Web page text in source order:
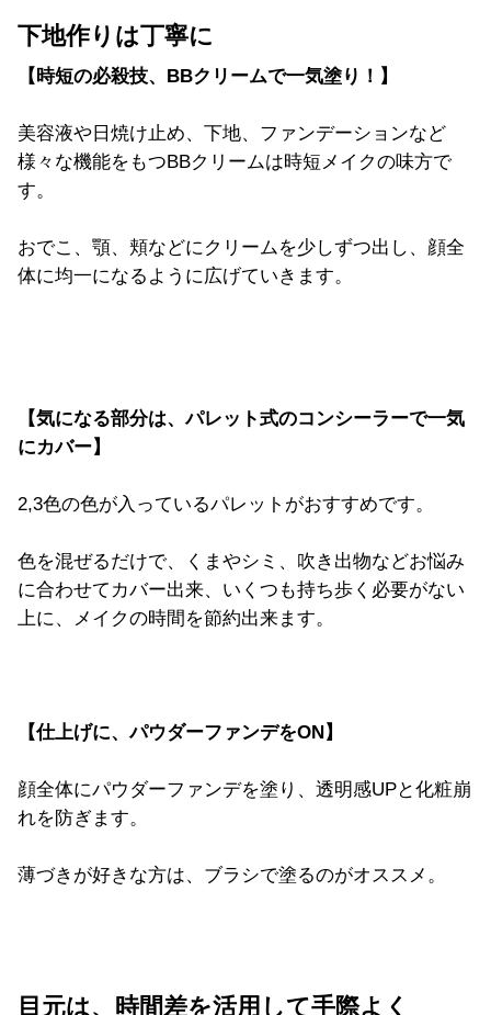
下地作りは丁寧に
【時短の必殺技、BBクリームで一気塗り！】
美容液や日焼け止め、下地、ファンデーションなど
様々な機能をもつBBクリームは時短メイクの味方で
す。
おでこ、顎、頬などにクリームを少しずつ出し、 顔全
体に均一になるように広げていきます。
【気になる部分は、パレット式のコンシーラーで一気
にカバー】
2,3色の色が入っているパレットがおすすめです。
色を混ぜるだけで、くまやシミ、
吹き出物などお悩み
に合わせてカバー出来、いくつも持ち歩く必要がない
上に、メイクの時間を節約出来ます。
【仕上げに、パウダーファンデをON】
顔全体にパウダーファンデを塗り、 透明感UPと化粧崩
れを防ぎます。
薄づきが好きな方は、 ブラシで塗るのがオススメ。
目元は、時間差を活用して手際よく